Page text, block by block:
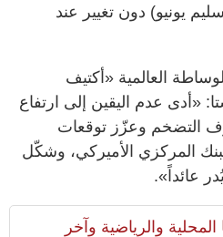
يونيو) دون تغيير عند
العالمية «أكتيف
«أدى عدم اليقين إلى ارتفاع
التضخم وعزّز توقعات
المركزي الأميركي، وشكّل
عائداً».
المحلية والرياضية وآخر